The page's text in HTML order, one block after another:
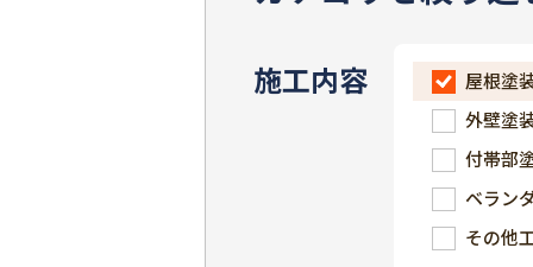
施工内容
屋根塗
外壁塗
付帯部
ベラン
その他